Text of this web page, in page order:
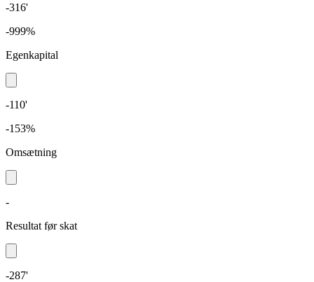
-316'
-999%
Egenkapital
-110'
-153%
Omsætning
-
Resultat før skat
-287'